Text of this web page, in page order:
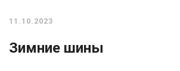
11.10.2023
Зимние шины